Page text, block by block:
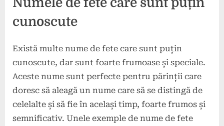
Numele de fete care sunt puțin
cunoscute
Există multe nume de fete care sunt puțin
cunoscute, dar sunt foarte frumoase și speciale.
Aceste nume sunt perfecte pentru părinții care
doresc să aleagă un nume care să se distingă de
celelalte și să fie în același timp, foarte frumos și
semnificativ. Unele exemple de nume de fete